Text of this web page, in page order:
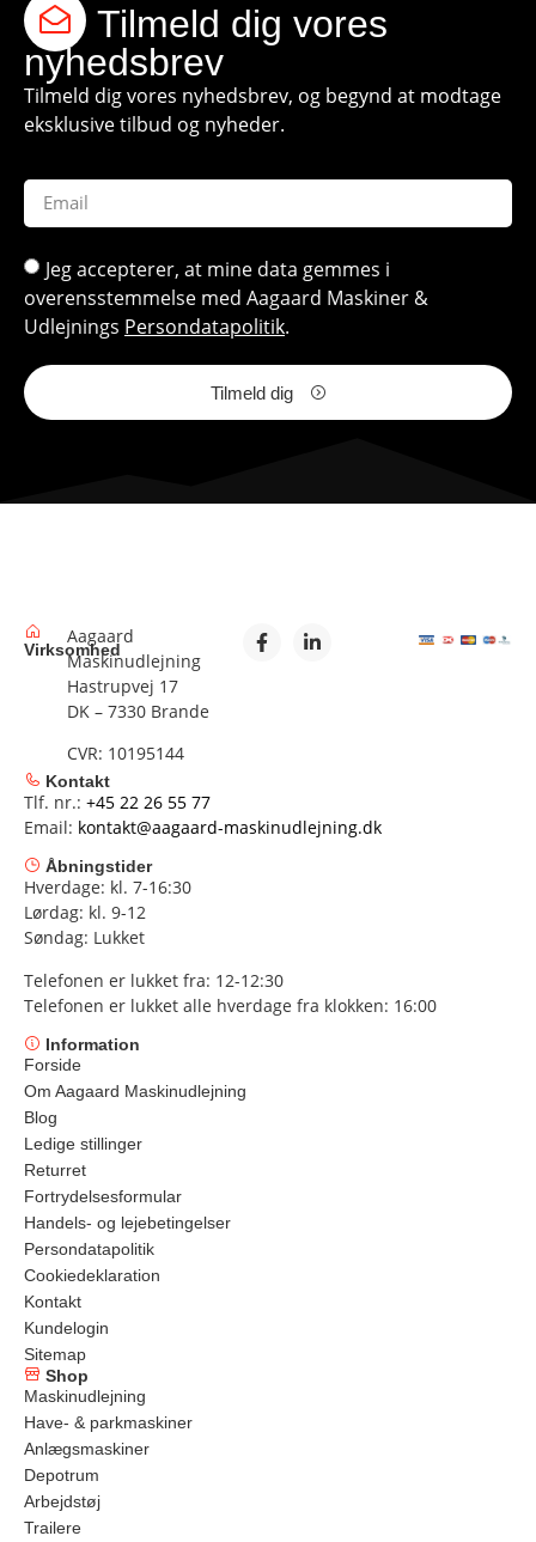
Tilmeld dig vores
nyhedsbrev
Tilmeld dig vores nyhedsbrev, og begynd at modtage
eksklusive tilbud og nyheder.
Jeg accepterer, at mine data gemmes i
overensstemmelse med Aagaard Maskiner &
Udlejnings Persondatapolitik.
Tilmeld dig
Virksomhed
Aagaard
Maskinudlejning
Hastrupvej 17
DK – 7330 Brande
CVR: 10195144
Kontakt
Tlf. nr.: +45 22 26 55 77
Email: kontakt@aagaard-maskinudlejning.dk
Åbningstider
Hverdage: kl. 7-16:30
Lørdag: kl. 9-12
Søndag: Lukket
Telefonen er lukket fra: 12-12:30
Telefonen er lukket alle hverdage fra klokken: 16:00
Information
Forside
Om Aagaard Maskinudlejning
Blog
Ledige stillinger
Returret
Fortrydelsesformular
Handels- og lejebetingelser
Persondatapolitik
Cookiedeklaration
Kontakt
Kundelogin
Sitemap
Shop
Maskinudlejning
Have- & parkmaskiner
Anlægsmaskiner
Depotrum
Arbejdstøj
Trailere